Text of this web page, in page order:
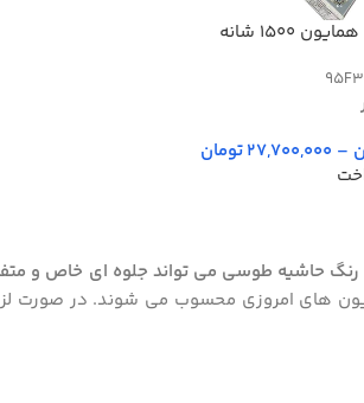
فرش خشتی طرح همایون 1500 شانه
–
27,700,000تومان
رنگ حاشیه طوسی می تواند جلوه ‌ای خاص و
های امروزی محسوب می ‌شوند. در صورت